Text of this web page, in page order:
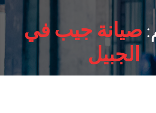
صيانة جيب في
الجبيل